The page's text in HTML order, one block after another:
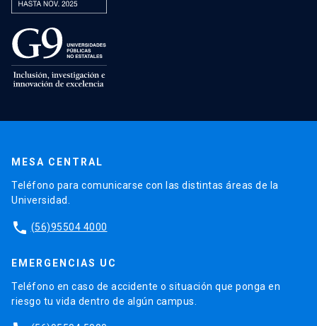
MESA CENTRAL
Teléfono para comunicarse con las distintas áreas de la
Universidad.
phone (56)95504 4000
EMERGENCIAS UC
Teléfono en caso de accidente o situación que ponga en
riesgo tu vida dentro de algún campus.